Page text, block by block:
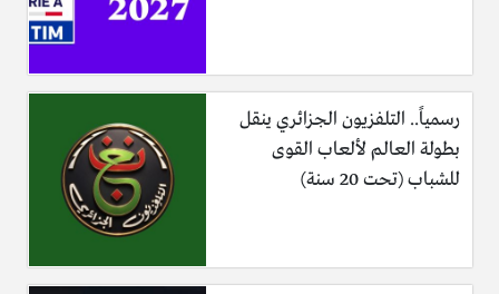
رسمياً.. التلفزيون الجزائري ينقل
بطولة العالم لألعاب القوى
للشباب (تحت 20 سنة)